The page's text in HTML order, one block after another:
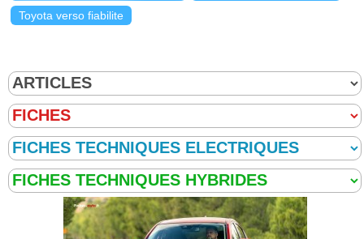
Toyota verso fiabilite